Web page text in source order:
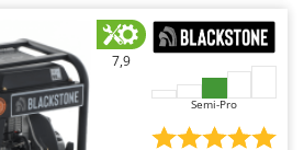
7,9
Semi-Pro